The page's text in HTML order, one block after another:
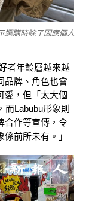
選購時除了因應個人
者年齡層越來越
品牌、角色也會
愛，但「太大個
Labubu形象則
合作等宣傳，令
前所未有。」